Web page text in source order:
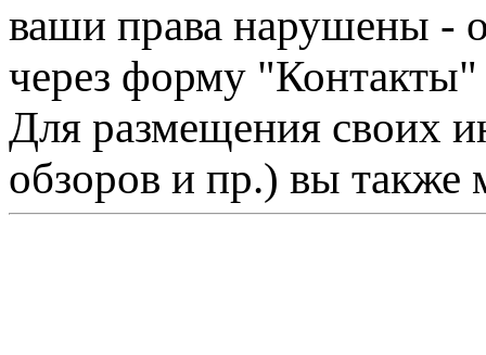
ваши права нарушены -
через форму "Контакты"
Для размещения своих
обзоров и пр.) вы также